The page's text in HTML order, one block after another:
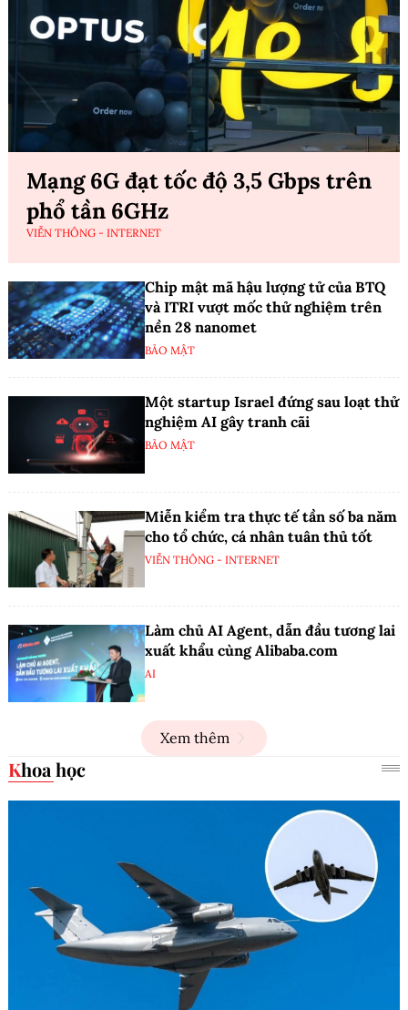
Mạng 6G đạt tốc độ 3,5 Gbps trên
phổ tần 6GHz
VIỄN THÔNG - INTERNET
Chip mật mã hậu lượng tử của BTQ
và ITRI vượt mốc thử nghiệm trên
nền 28 nanomet
BẢO MẬT
Một startup Israel đứng sau loạt thử
nghiệm AI gây tranh cãi
BẢO MẬT
Miễn kiểm tra thực tế tần số ba năm
cho tổ chức, cá nhân tuân thủ tốt
VIỄN THÔNG - INTERNET
Làm chủ AI Agent, dẫn đầu tương lai
xuất khẩu cùng Alibaba.com
AI
Xem thêm
Khoa học